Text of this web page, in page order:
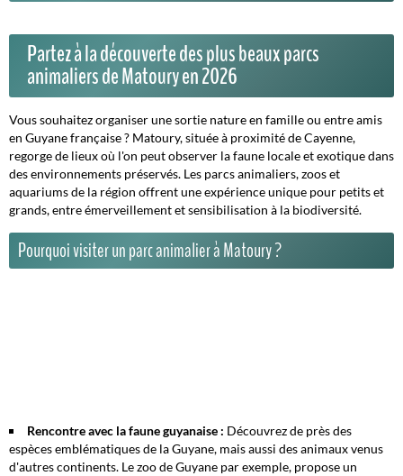
Partez à la découverte des plus beaux parcs
animaliers de Matoury en 2026
Vous souhaitez organiser une sortie nature en famille ou entre amis
en Guyane française ? Matoury, située à proximité de Cayenne,
regorge de lieux où l'on peut observer la faune locale et exotique dans
des environnements préservés. Les parcs animaliers, zoos et
aquariums de la région offrent une expérience unique pour petits et
grands, entre émerveillement et sensibilisation à la biodiversité.
Pourquoi visiter un parc animalier à Matoury ?
Rencontre avec la faune guyanaise : Découvrez de près des
espèces emblématiques de la Guyane, mais aussi des animaux venus
d'autres continents. Lezoo de Guyane par exemple, propose un